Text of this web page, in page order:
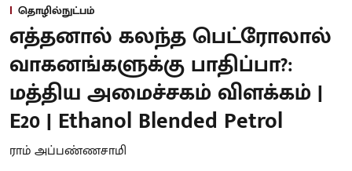
தொழில்நுட்பம்
எத்தனால் கலந்த பெட்ரோலால்
வாகனங்களுக்கு பாதிப்பா?:
மத்திய அமைச்சகம் விளக்கம் |
E20 | Ethanol Blended Petrol
ராம் அப்பண்ணசாமி